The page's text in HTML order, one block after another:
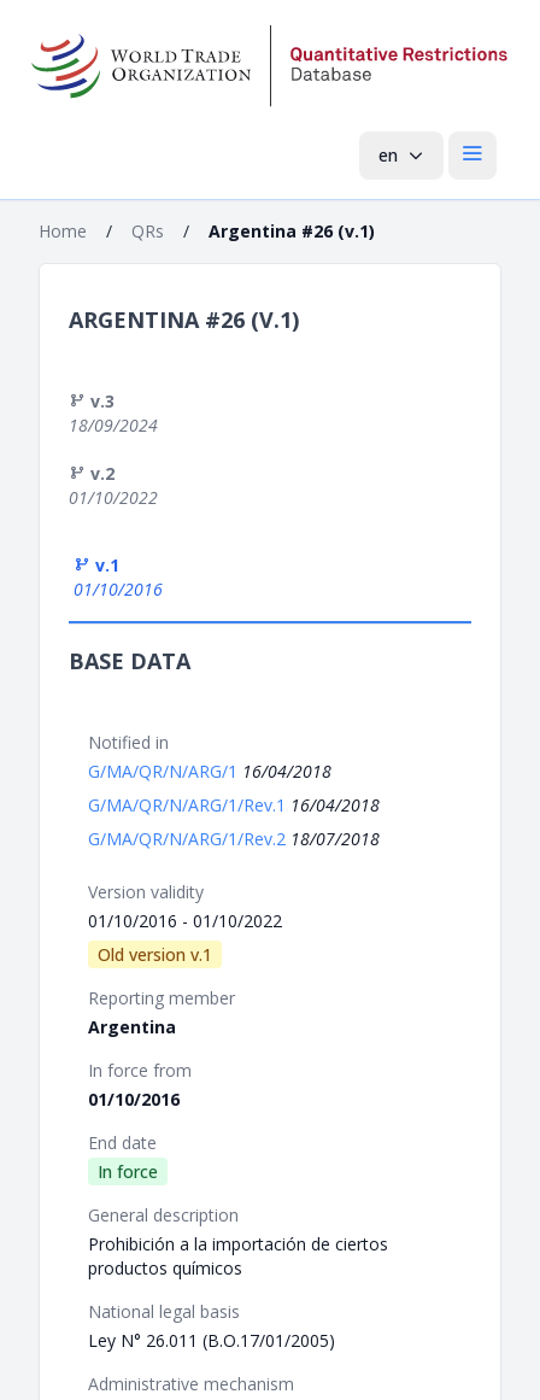
en Open
Home / QRs / Argentina #26 (v.1)
ARGENTINA #26 (V.1)
v.3
18/09/2024
v.2
01/10/2022
v.1
01/10/2016
BASE DATA
Notified in
G/MA/QR/N/ARG/1 16/04/2018
G/MA/QR/N/ARG/1/Rev.1 16/04/2018
G/MA/QR/N/ARG/1/Rev.2 18/07/2018
Version validity
01/10/2016 - 01/10/2022
Old version v.1
Reporting member
Argentina
In force from
01/10/2016
End date
In force
General description
Prohibición a la importación de ciertos
productos químicos
National legal basis
Ley N° 26.011 (B.O.17/01/2005)
Administrative mechanism